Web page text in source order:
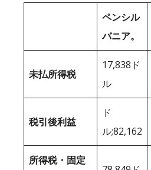
ペンシル
バニア。
未払所得税
17,838ド
ル
税引後利益
ド
ル;82,162
所得税・固定